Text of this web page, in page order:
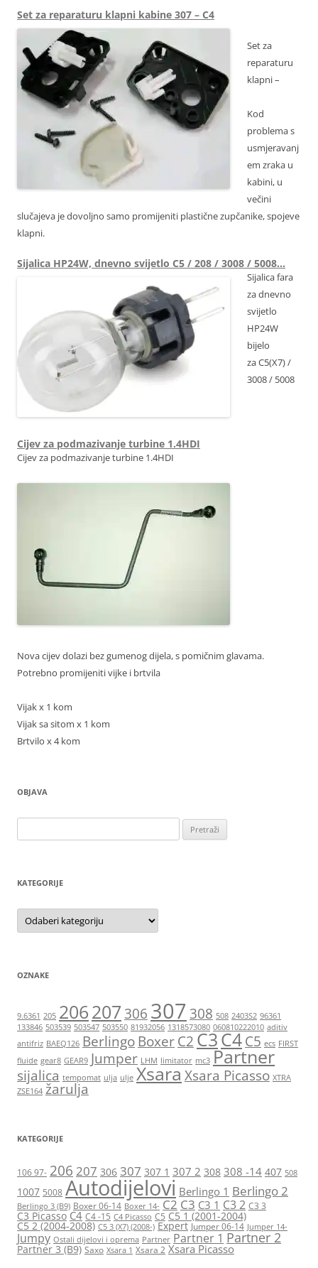
Set za reparaturu klapni kabine 307 – C4
Set za
reparaturu
klapni –
Kod
problema s
usmjeravanj
em zraka u
kabini, u
večini
slučajeva je dovoljno samo promijeniti plastične zupčanike, spojeve
klapni.
Sijalica HP24W, dnevno svijetlo C5 / 208 / 3008 / 5008…
Sijalica fara
za dnevno
svijetlo
HP24W
bijelo
za C5(X7) /
3008 / 5008
Cijev za podmazivanje turbine 1.4HDI
Cijev za podmazivanje turbine 1.4HDI
Nova cijev dolazi bez gumenog dijela, s pomičnim glavama.
Potrebno promijeniti vijke i brtvila
Vijak x 1 kom
Vijak sa sitom x 1 kom
Brtvilo x 4 kom
OBJAVA
KATEGORIJE
Kategorije
OZNAKE
9.6361 205 206207 306 307 308 508 2403S2 96361
133846 503539 503547 503550 81932056 1318573080 060810222010 aditiv
antifriz BAEQ126 Berlingo BoxerC2C3C4C5 ecs FIRST
fluide gear8 GEAR9 Jumper LHM limitator mc3 Partner
sijalica tempomat ulja ulje Xsara Xsara Picasso XTRA
ZSE164 žarulja
KATEGORIJE
106 97- 206 207 306 307 307 1 307 2 308 308 -14 407 508
1007 5008 Autodijelovi Berlingo 1 Berlingo 2
Berlingo 3 (B9) Boxer 06-14 Boxer 14- C2 C3 C3 1 C3 2 C3 3
C3 Picasso C4 C4 -15 C4 Picasso C5 C5 1 (2001-2004)
C5 2 (2004-2008) C5 3 (X7) (2008-) Expert Jumper 06-14 Jumper 14-
Jumpy Ostali dijelovi i oprema Partner Partner 1 Partner 2
Partner 3 (B9) Saxo Xsara 1 Xsara 2 Xsara Picasso